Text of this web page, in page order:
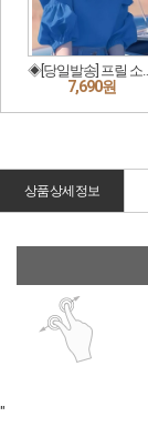
상품상세정보
"